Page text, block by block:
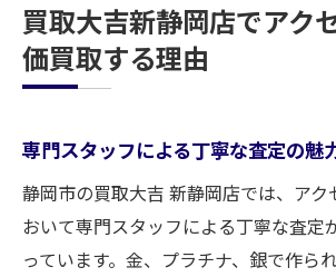
買取大吉新静岡店でアク
価買取する理由
専門スタッフによる丁寧な査定の魅
静岡市の買取大吉 新静岡店では、アク
おいて専門スタッフによる丁寧な査定
っています。金、プラチナ、銀で作ら